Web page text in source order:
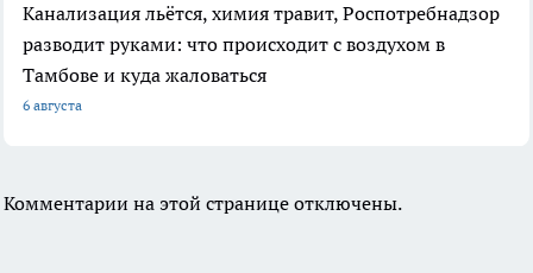
Канализация льётся, химия травит, Роспотребнадзор
разводит руками: что происходит с воздухом в
Тамбове и куда жаловаться
6 августа
Комментарии на этой странице отключены.